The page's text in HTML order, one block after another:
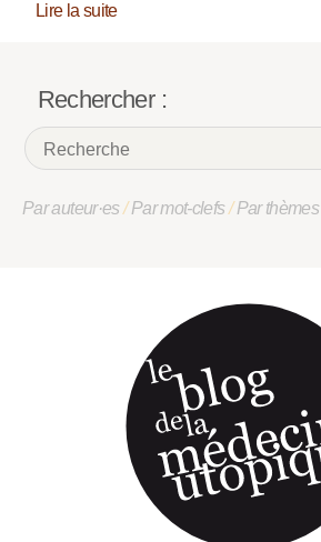
Lire la suite
Rechercher :
Par auteur·es/Par mot-clefs/Par thèmes